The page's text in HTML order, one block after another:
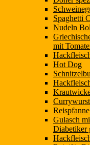
Spaghetti
Nudeln
mit
Hot Dog
Currywurst
Gulasch
Diabetiker